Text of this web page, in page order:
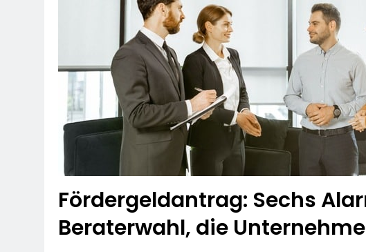
Fördergeldantrag: Sechs
Beraterwahl, die